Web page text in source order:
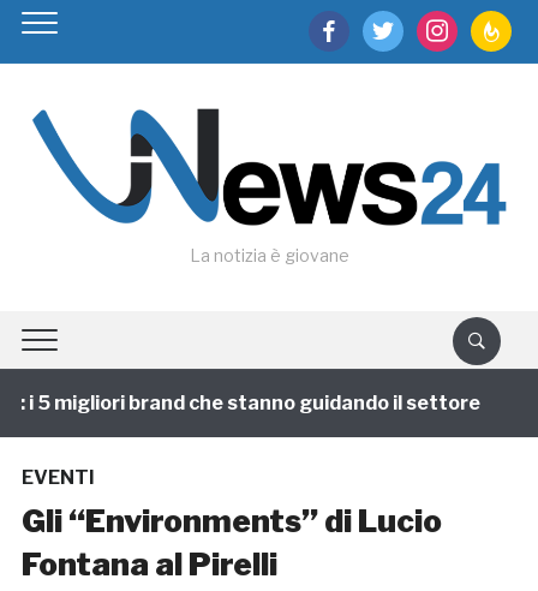
facebooktwitter instagram
La notizia è giovane
5 migliori brand che stanno guidando il settore
EVENTI
Gli “Environments” di Lucio
Fontana al Pirelli